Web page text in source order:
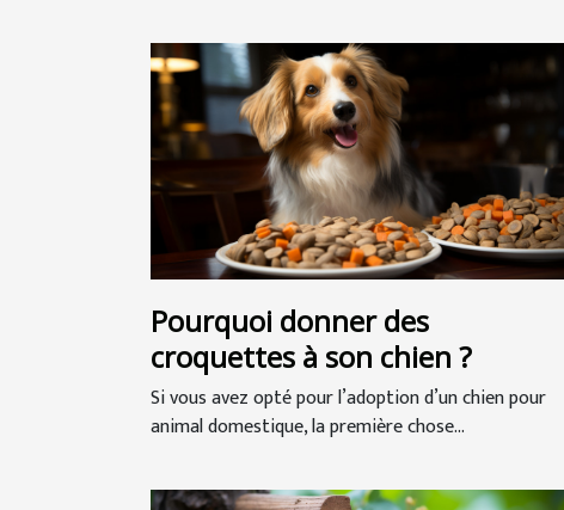
Pourquoi donner des
croquettes à son chien ?
Si vous avez opté pour l’adoption d’un chien pour
animal domestique, la première chose...